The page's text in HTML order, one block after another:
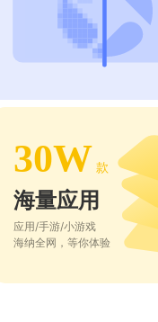
30W 款
海量应用
应用/手游/小游戏
海纳全网，等你体验